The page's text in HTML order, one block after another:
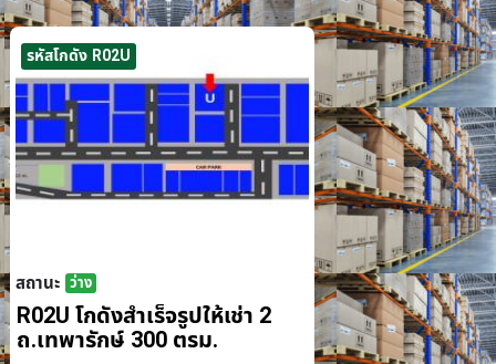
ม.
รหัสโกดัง R02U
สถานะ ว่าง
R02U โกดังสำเร็จรูปให้เช่า 2
ถ.เทพารักษ์ 300 ตรม.